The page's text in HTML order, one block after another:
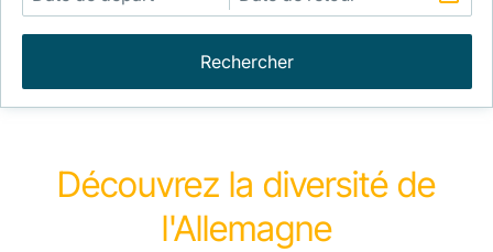
Rechercher
Découvrez la diversité de
l'Allemagne